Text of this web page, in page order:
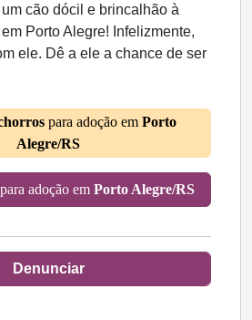
cão dócil e brincalhão à
Porto Alegre! Infelizmente,
ele. Dê a ele a chance de ser
para adoção em Porto
Alegre/RS
adoção em Porto Alegre/RS
Denunciar